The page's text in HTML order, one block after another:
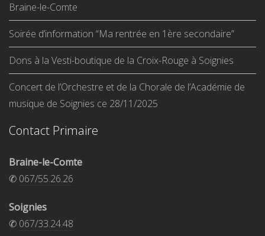
Braine-le-Comte
Soirée d’information “Ma rentrée en 1ère secondaire”
Dons à la Vesti-boutique de la Croix-Rouge à Soignies
Concert de l’Orchestre et de la Chorale de l’Académie de
musique de Soignies ce 28/11/2025
Contact Primaire
Braine-le-Comte
✆ 067/55.26.26
Soignies
✆ 067/33.24.48